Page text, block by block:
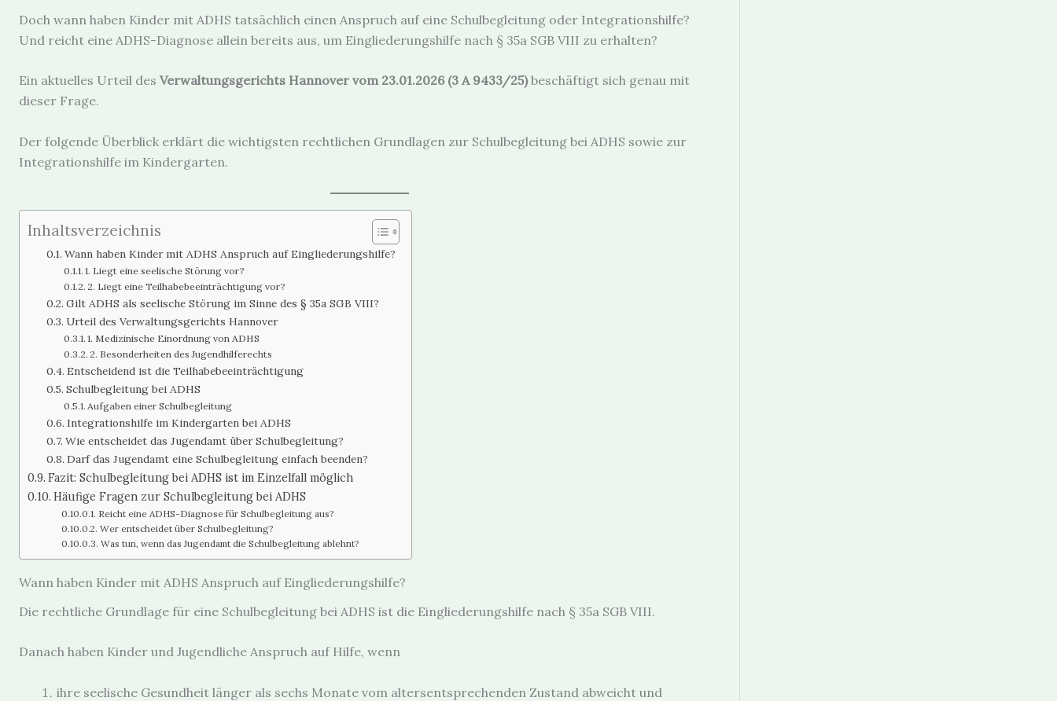
Doch wann haben Kinder mit ADHS tatsächlich einen Anspruch auf eine Schulbegleitung oder Integrationshilfe?
Und reicht eine ADHS-Diagnose allein bereits aus, um Eingliederungshilfe nach § 35a SGB VIII zu erhalten?
Ein aktuelles Urteil des Verwaltungsgerichts Hannover vom 23.01.2026 (3 A 9433/25)beschäftigt sich genau mit
dieser Frage.
Der folgende Überblick erklärt die wichtigsten rechtlichen Grundlagen zur Schulbegleitung bei ADHS sowie zur
Integrationshilfe im Kindergarten.
Inhaltsverzeichnis
Wann haben Kinder mit ADHS Anspruch auf Eingliederungshilfe?
1. Liegt eine seelische Störung vor?
2. Liegt eine Teilhabebeeinträchtigung vor?
Gilt ADHS als seelische Störung im Sinne des § 35a SGB VIII?
Urteil des Verwaltungsgerichts Hannover
1. Medizinische Einordnung von ADHS
2. Besonderheiten des Jugendhilferechts
Entscheidend ist die Teilhabebeeinträchtigung
Schulbegleitung bei ADHS
Aufgaben einer Schulbegleitung
Integrationshilfe im Kindergarten bei ADHS
Wie entscheidet das Jugendamt über Schulbegleitung?
Darf das Jugendamt eine Schulbegleitung einfach beenden?
Fazit: Schulbegleitung bei ADHS ist im Einzelfall möglich
Häufige Fragen zur Schulbegleitung bei ADHS
Reicht eine ADHS-Diagnose für Schulbegleitung aus?
Wer entscheidet über Schulbegleitung?
Was tun, wenn das Jugendamt die Schulbegleitung ablehnt?
Wann haben Kinder mit ADHS Anspruch auf Eingliederungshilfe?
Die rechtliche Grundlage für eine Schulbegleitung bei ADHS ist die Eingliederungshilfe nach § 35a SGB VIII.
Danach haben Kinder und Jugendliche Anspruch auf Hilfe, wenn
ihre seelische Gesundheit länger als sechs Monate vom altersentsprechenden Zustand abweicht und